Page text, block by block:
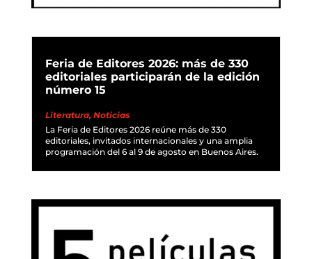
Feria de Editores 2026: más de 330
editoriales participarán de la edición
número 15
Literatura, Noticias
La Feria de Editores 2026 reúne más de 330
editoriales, invitados internacionales y una amplia
programación del 6 al 9 de agosto en Buenos Aires.